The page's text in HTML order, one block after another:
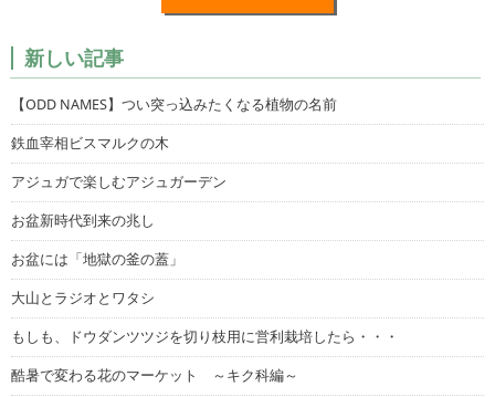
新しい記事
【ODD NAMES】つい突っ込みたくなる植物の名前
鉄血宰相ビスマルクの木
アジュガで楽しむアジュガーデン
お盆新時代到来の兆し
お盆には「地獄の釜の蓋」
大山とラジオとワタシ
もしも、ドウダンツツジを切り枝用に営利栽培したら・・・
酷暑で変わる花のマーケット ～キク科編～